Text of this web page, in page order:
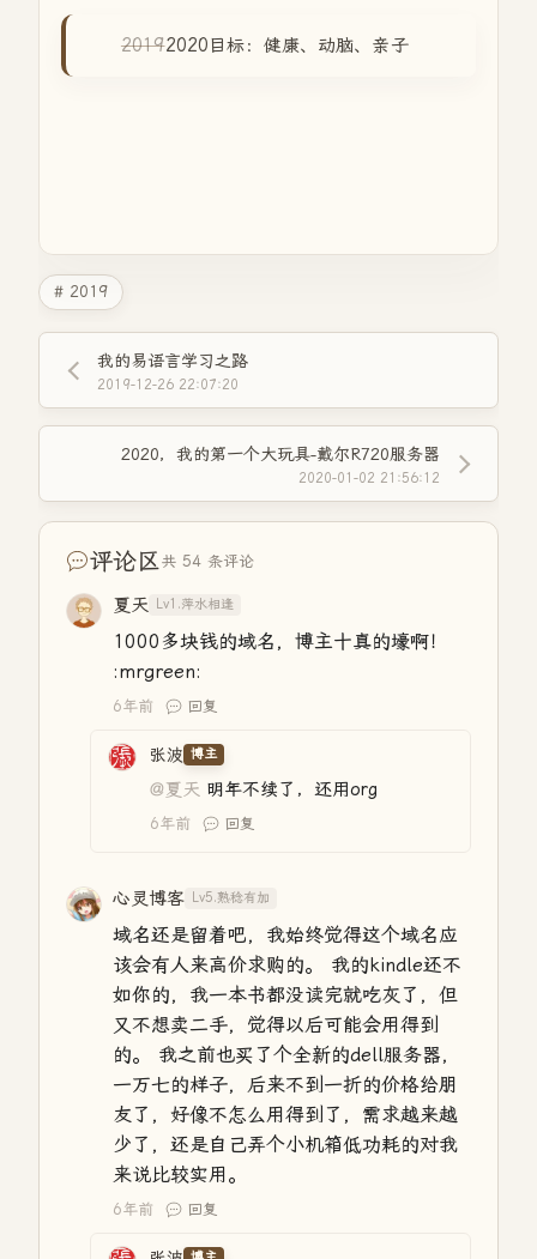
20192020目标：健康、动脑、亲子
# 2019
我的易语言学习之路
2019-12-26 22:07:20
2020，我的第一个大玩具-戴尔R720服务器
2020-01-02 21:56:12
评论区共 54 条评论
夏天 Lv1.萍水相逢
1000多块钱的域名，博主十真的壕啊！
:mrgreen:
6年前 回复
张波 博主
@夏天 明年不续了，还用org
6年前 回复
心灵博客 Lv5.熟稔有加
域名还是留着吧，我始终觉得这个域名应
该会有人来高价求购的。 我的kindle还不
如你的，我一本书都没读完就吃灰了，但
又不想卖二手，觉得以后可能会用得到
的。 我之前也买了个全新的dell服务器，
一万七的样子，后来不到一折的价格给朋
友了，好像不怎么用得到了，需求越来越
少了，还是自己弄个小机箱低功耗的对我
来说比较实用。
6年前 回复